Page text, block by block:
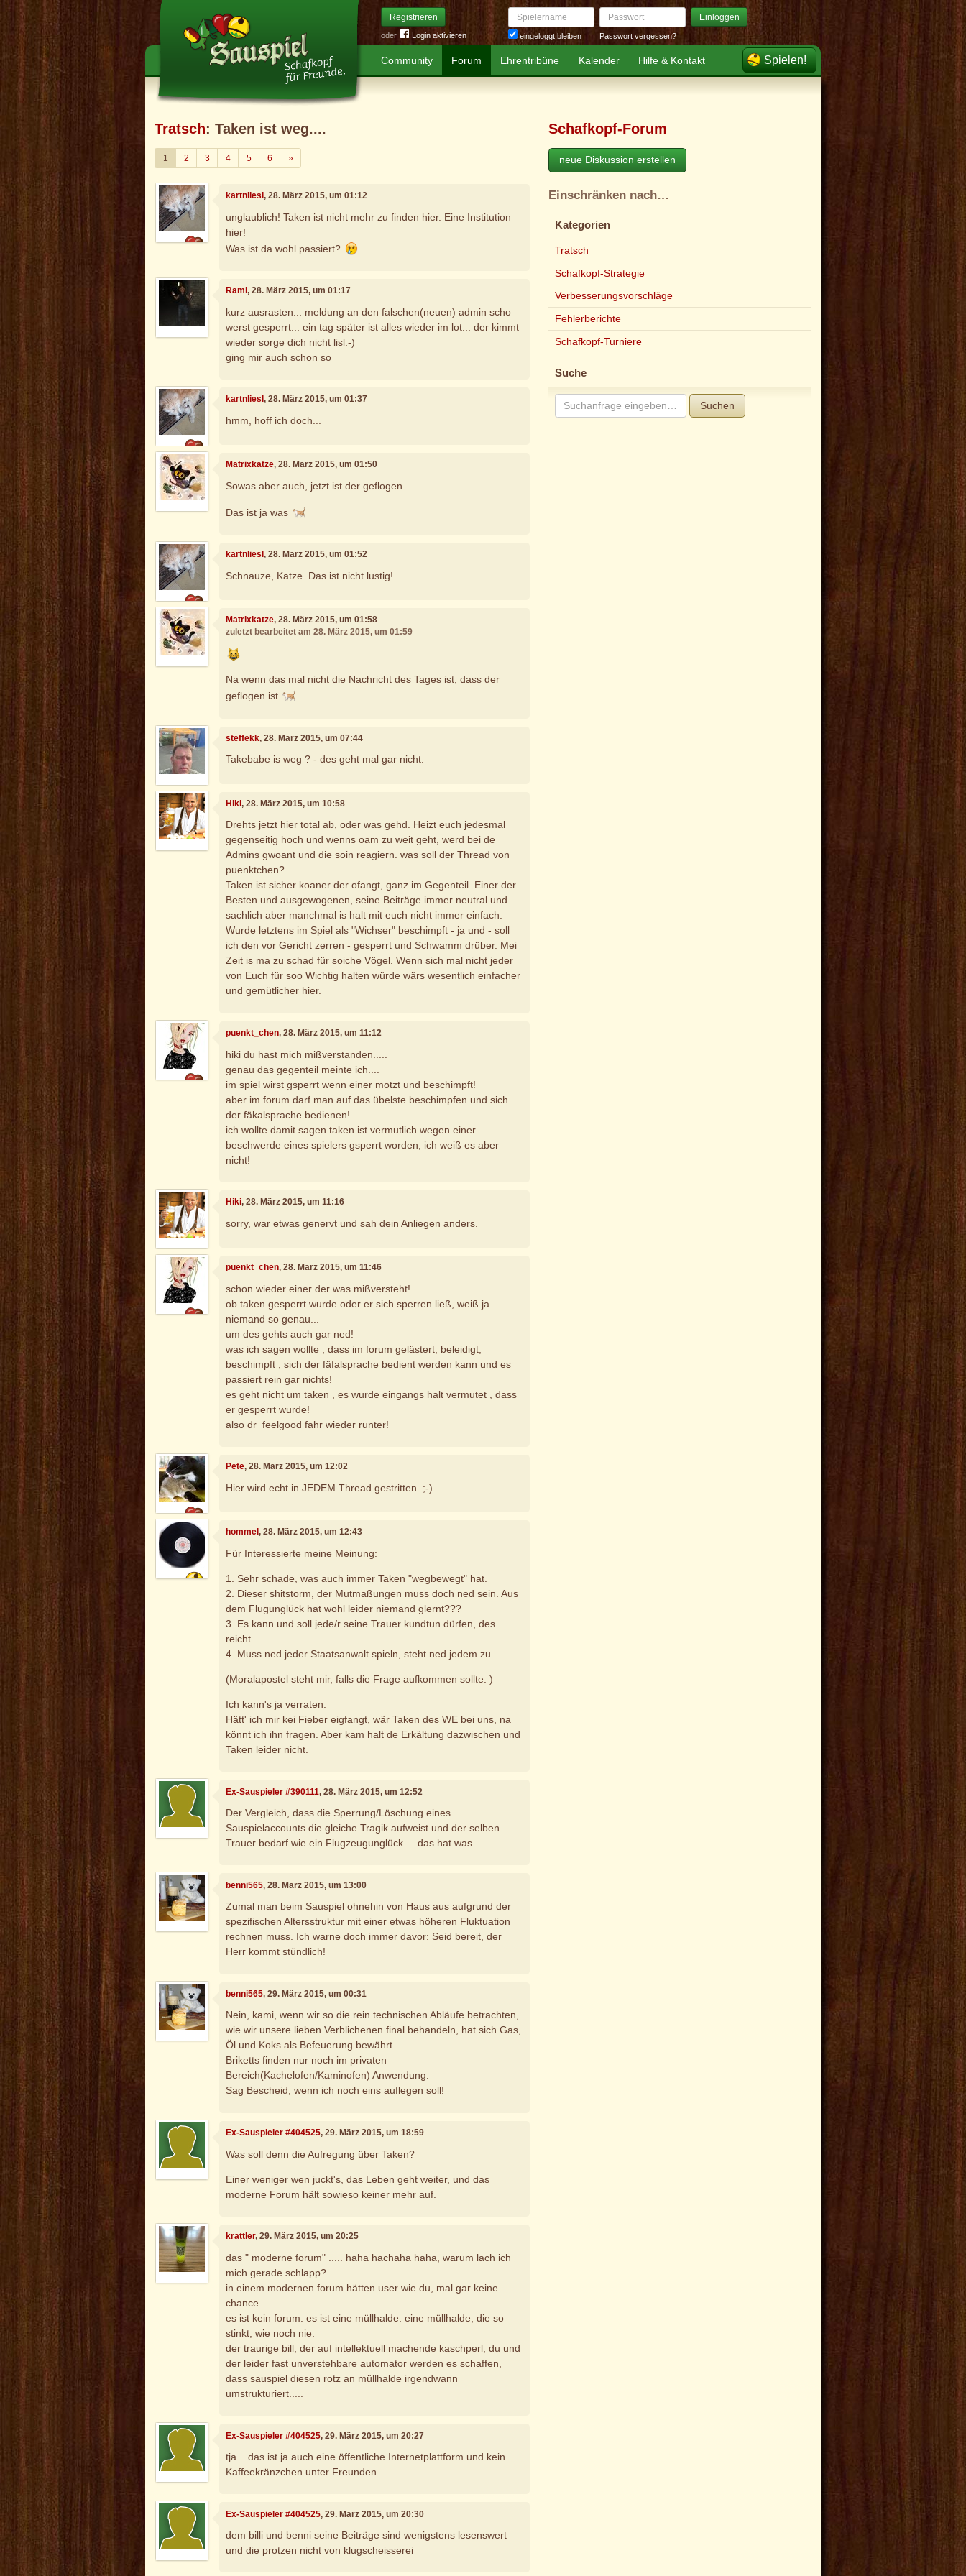
Registrieren
oder Login aktivieren
Spielername
eingeloggt bleiben
Passwort Einloggen
Passwort vergessen?
Community Forum Ehrentribüne Kalender Hilfe & Kontakt Spielen!
Tratsch: Taken ist weg....
1 2 3 4 5 6 »Weiter
kartnliesl, 28. März 2015, um 01:12
unglaublich! Taken ist nicht mehr zu finden hier. Eine Institution
hier!
Was ist da wohl passiert?
Rami, 28. März 2015, um 01:17
kurz ausrasten... meldung an den falschen(neuen) admin scho
werst gesperrt... ein tag später ist alles wieder im lot... der kimmt
wieder sorge dich nicht lisl:-)
ging mir auch schon so
kartnliesl, 28. März 2015, um 01:37
hmm, hoff ich doch...
Matrixkatze, 28. März 2015, um 01:50
Sowas aber auch, jetzt ist der geflogen.
Das ist ja was
kartnliesl, 28. März 2015, um 01:52
Schnauze, Katze. Das ist nicht lustig!
Matrixkatze, 28. März 2015, um 01:58
zuletzt bearbeitet am 28. März 2015, um 01:59
Na wenn das mal nicht die Nachricht des Tages ist, dass der
geflogen ist
steffekk, 28. März 2015, um 07:44
Takebabe is weg ? - des geht mal gar nicht.
Hiki, 28. März 2015, um 10:58
Drehts jetzt hier total ab, oder was gehd. Heizt euch jedesmal
gegenseitig hoch und wenns oam zu weit geht, werd bei de
Admins gwoant und die soin reagiern. was soll der Thread von
puenktchen?
Taken ist sicher koaner der ofangt, ganz im Gegenteil. Einer der
Besten und ausgewogenen, seine Beiträge immer neutral und
sachlich aber manchmal is halt mit euch nicht immer einfach.
Wurde letztens im Spiel als "Wichser" beschimpft - ja und - soll
ich den vor Gericht zerren - gesperrt und Schwamm drüber. Mei
Zeit is ma zu schad für soiche Vögel. Wenn sich mal nicht jeder
von Euch für soo Wichtig halten würde wärs wesentlich einfacher
und gemütlicher hier.
puenkt_chen, 28. März 2015, um 11:12
hiki du hast mich mißverstanden.....
genau das gegenteil meinte ich....
im spiel wirst gsperrt wenn einer motzt und beschimpft!
aber im forum darf man auf das übelste beschimpfen und sich
der fäkalsprache bedienen!
ich wollte damit sagen taken ist vermutlich wegen einer
beschwerde eines spielers gsperrt worden, ich weiß es aber
nicht!
Hiki, 28. März 2015, um 11:16
sorry, war etwas genervt und sah dein Anliegen anders.
puenkt_chen, 28. März 2015, um 11:46
schon wieder einer der was mißversteht!
ob taken gesperrt wurde oder er sich sperren ließ, weiß ja
niemand so genau...
um des gehts auch gar ned!
was ich sagen wollte , dass im forum gelästert, beleidigt,
beschimpft , sich der fäfalsprache bedient werden kann und es
passiert rein gar nichts!
es geht nicht um taken , es wurde eingangs halt vermutet , dass
er gesperrt wurde!
also dr_feelgood fahr wieder runter!
Pete, 28. März 2015, um 12:02
Hier wird echt in JEDEM Thread gestritten. ;-)
hommel, 28. März 2015, um 12:43
Für Interessierte meine Meinung:
1. Sehr schade, was auch immer Taken "wegbewegt" hat.
2. Dieser shitstorm, der Mutmaßungen muss doch ned sein. Aus
dem Flugunglück hat wohl leider niemand glernt???
3. Es kann und soll jede/r seine Trauer kundtun dürfen, des
reicht.
4. Muss ned jeder Staatsanwalt spieln, steht ned jedem zu.
(Moralapostel steht mir, falls die Frage aufkommen sollte. )
Ich kann's ja verraten:
Hätt' ich mir kei Fieber eigfangt, wär Taken des WE bei uns, na
könnt ich ihn fragen. Aber kam halt de Erkältung dazwischen und
Taken leider nicht.
Ex-Sauspieler #390111, 28. März 2015, um 12:52
Der Vergleich, dass die Sperrung/Löschung eines
Sauspielaccounts die gleiche Tragik aufweist und der selben
Trauer bedarf wie ein Flugzeugunglück.... das hat was.
benni565, 28. März 2015, um 13:00
Zumal man beim Sauspiel ohnehin von Haus aus aufgrund der
spezifischen Altersstruktur mit einer etwas höheren Fluktuation
rechnen muss. Ich warne doch immer davor: Seid bereit, der
Herr kommt stündlich!
benni565, 29. März 2015, um 00:31
Nein, kami, wenn wir so die rein technischen Abläufe betrachten,
wie wir unsere lieben Verblichenen final behandeln, hat sich Gas,
Öl und Koks als Befeuerung bewährt.
Briketts finden nur noch im privaten
Bereich(Kachelofen/Kaminofen) Anwendung.
Sag Bescheid, wenn ich noch eins auflegen soll!
Ex-Sauspieler #404525, 29. März 2015, um 18:59
Was soll denn die Aufregung über Taken?
Einer weniger wen juckt's, das Leben geht weiter, und das
moderne Forum hält sowieso keiner mehr auf.
krattler, 29. März 2015, um 20:25
das " moderne forum" ..... haha hachaha haha, warum lach ich
mich gerade schlapp?
in einem modernen forum hätten user wie du, mal gar keine
chance.....
es ist kein forum. es ist eine müllhalde. eine müllhalde, die so
stinkt, wie noch nie.
der traurige bill, der auf intellektuell machende kaschperl, du und
der leider fast unverstehbare automator werden es schaffen,
dass sauspiel diesen rotz an müllhalde irgendwann
umstrukturiert.....
Ex-Sauspieler #404525, 29. März 2015, um 20:27
tja... das ist ja auch eine öffentliche Internetplattform und kein
Kaffeekränzchen unter Freunden.........
Ex-Sauspieler #404525, 29. März 2015, um 20:30
dem billi und benni seine Beiträge sind wenigstens lesenswert
und die protzen nicht von klugscheisserei
Schafkopf-Forum
neue Diskussion erstellen
Einschränken nach…
Kategorien
Tratsch
Schafkopf-Strategie
Verbesserungsvorschläge
Fehlerberichte
Schafkopf-Turniere
Suche
Suchen